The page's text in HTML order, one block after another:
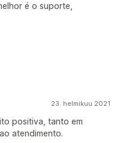
é o suporte,
23. helmikuu 2021
positiva, tanto em
atendimento.